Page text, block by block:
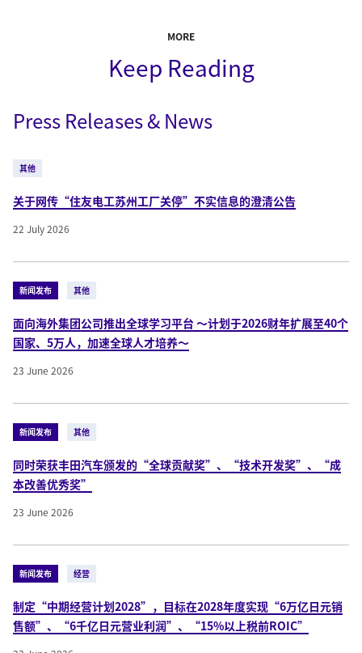
MORE
Keep Reading
Press Releases & News
其他
关于网传“住友电工苏州工厂关停”不实信息的澄清公告
22 July 2026
新闻发布 其他
面向海外集团公司推出全球学习平台 ～计划于2026财年扩展至40个
国家、5万人，加速全球人才培养～
23 June 2026
新闻发布 其他
同时荣获丰田汽车颁发的“全球贡献奖”、“技术开发奖”、“成
本改善优秀奖”
23 June 2026
新闻发布 经营
制定“中期经营计划2028”，目标在2028年度实现“6万亿日元销
售额”、“6千亿日元营业利润”、“15%以上税前ROIC”